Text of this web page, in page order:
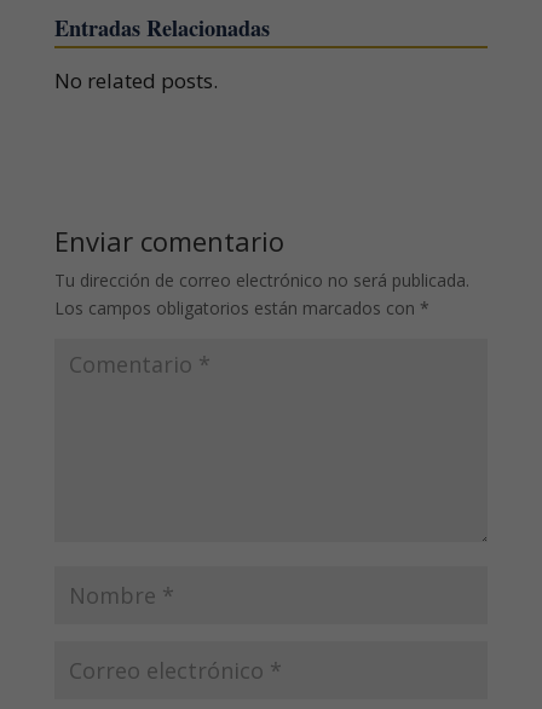
Entradas Relacionadas
No related posts.
Enviar comentario
Tu dirección de correo electrónico no será publicada.
Los campos obligatorios están marcados con *